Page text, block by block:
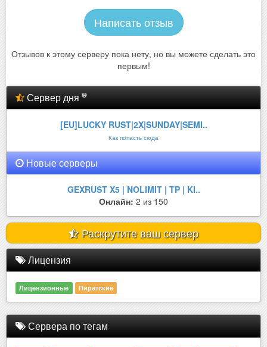
Написать отзыв
Отзывов к этому серверу пока нету, но вы можете сделать это
первым!
Сервер дня
[EU]LUCKY RUST|2X|SUNDAY|SEMI..
Как попасть сюда
Новые серверы
GEXRUST X5 | NOLIMIT | TP | KI..
Онлайн: 2 из 150
Раскрутите ваш сервер
Лицензия
Лицензионные Пиратские
Сервера по тегам